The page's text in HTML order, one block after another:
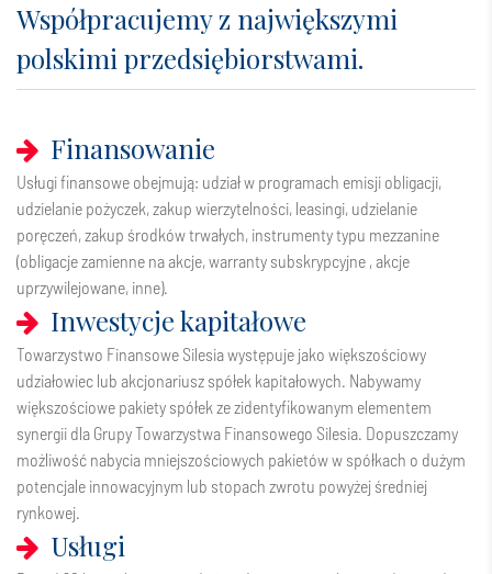
Współpracujemy z największymi
polskimi przedsiębiorstwami.
Finansowanie
Usługi finansowe obejmują: udział w programach emisji obligacji,
udzielanie pożyczek, zakup wierzytelności, leasingi, udzielanie
poręczeń, zakup środków trwałych, instrumenty typu mezzanine
(obligacje zamienne na akcje, warranty subskrypcyjne , akcje
uprzywilejowane, inne).
Inwestycje kapitałowe
Towarzystwo Finansowe Silesia występuje jako większościowy
udziałowiec lub akcjonariusz spółek kapitałowych. Nabywamy
większościowe pakiety spółek ze zidentyfikowanym elementem
synergii dla Grupy Towarzystwa Finansowego Silesia. Dopuszczamy
możliwość nabycia mniejszościowych pakietów w spółkach o dużym
potencjale innowacyjnym lub stopach zwrotu powyżej średniej
rynkowej.
Usługi